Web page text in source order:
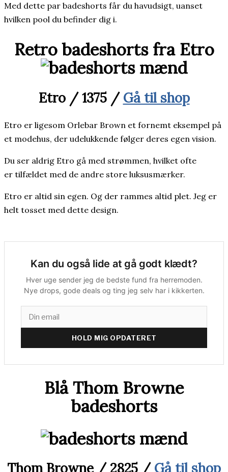
Med dette par badeshorts får du havudsigt, uanset
hvilken pool du befinder dig i.
Retro badeshorts fra Etro
Etro / 1375 / Gå til shop
Etro er ligesom Orlebar Brown et fornemt eksempel på
et modehus, der udelukkende følger deres egen vision.
Du ser aldrig Etro gå med strømmen, hvilket ofte
er tilfældet med de andre store luksusmærker.
Etro er altid sin egen. Og der rammes altid plet. Jeg er
helt tosset med dette design.
Kan du også lide at gå godt klædt?
Hver uge sender jeg de bedste fund fra herremoden.
Nye drops, gode deals og ting jeg selv har i kikkerten.
HOLD MIG OPDATERET
Blå Thom Browne
badeshorts
Thom Browne / 2825 / Gå til shop